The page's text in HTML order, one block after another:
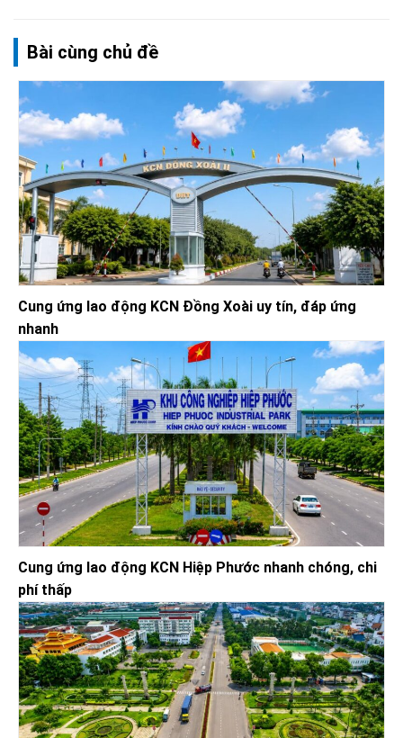
Bài cùng chủ đề
Cung ứng lao động KCN Đồng Xoài uy tín, đáp ứng
nhanh
Cung ứng lao động KCN Hiệp Phước nhanh chóng, chi
phí thấp